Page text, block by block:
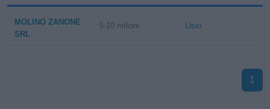
MOLINO ZANONE
SRL
5-10 milioni Lisio
1